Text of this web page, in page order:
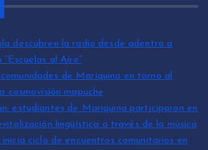
descubren la radio desde adentro a
al Aire”
de Mariquina en torno al
cosmovisión mapuche
estudiantes de Mariquina participaron en
lingüística a través de la música
ciclo de encuentros comunitarios en